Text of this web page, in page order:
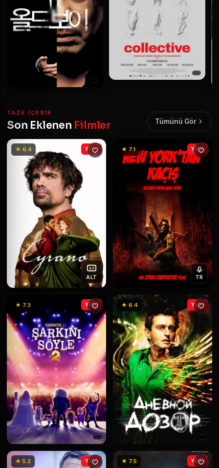
TAZE IÇERIK
Son Eklenen Filmler Tümünü Gör
★ 6.4
ALT
YENİ ★ 7.1
TR
YENİ
★ 7.3 YENİ ★ 6.4 YENİ
★ 5.2 YENİ ★ 7.5 YENİ